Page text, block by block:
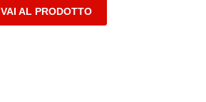
VAI AL PRODOTTO